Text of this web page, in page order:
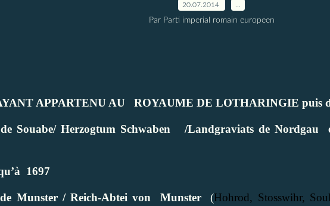
20.07.2014
Par Parti imperial romain europeen
APPARTENU AU ROYAUME DE LOTHARINGIE puis
Souabe/ Herzogtum Schwaben /Landgraviats de Nordgau
1697
Munster / Reich-Abtei von Munster (Hohrod, Stosswihr,